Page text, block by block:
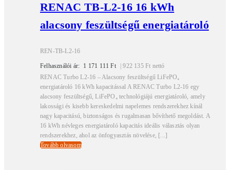
RENAC TB-L2-16 16 kWh
alacsony feszültségű energiatároló
REN-TB-L2-16
Felhasználói ár: 1 171 111Ft |922 135Ft nettó
RENAC Turbo L2-16 – Alacsony feszültségű LiFePO₄
energiatároló 16 kWh kapacitással A RENAC Turbo L2-16 egy
alacsony feszültségű, LiFePO₄ technológiájú energiatároló, amely
lakossági és kisebb kereskedelmi napelemes rendszerekhez kínál
nagy kapacitású, biztonságos és rugalmasan bővíthető megoldást. A
16 kWh névleges energiatároló kapacitás ideális választás olyan
rendszerekhez, ahol az önfogyasztás növelése, [...]
Tovább olvasom